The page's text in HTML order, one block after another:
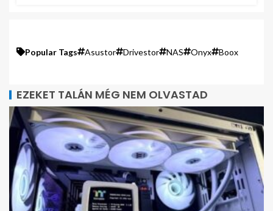
Popular Tags Asustor Drivestor NAS Onyx Boox
EZEKET TALÁN MÉG NEM OLVASTAD